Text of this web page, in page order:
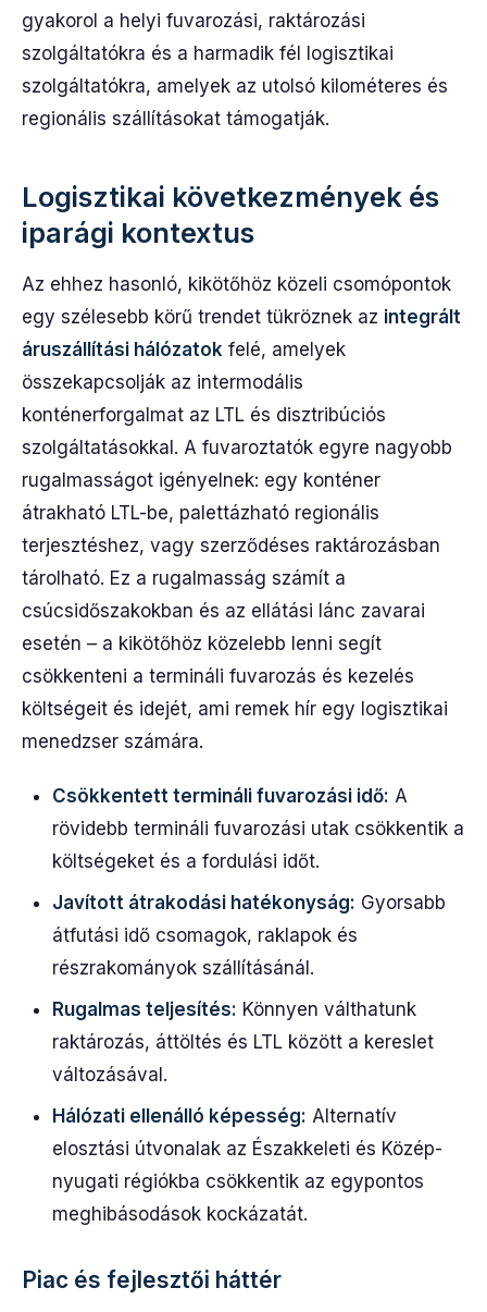
gyakorol a helyi fuvarozási, raktározási
szolgáltatókra és a harmadik fél logisztikai
szolgáltatókra, amelyek az utolsó kilométeres és
regionális szállításokat támogatják.
Logisztikai következmények és
iparági kontextus
Az ehhez hasonló, kikötőhöz közeli csomópontok
egy szélesebb körű trendet tükröznek az integrált
áruszállítási hálózatok felé, amelyek
összekapcsolják az intermodális
konténerforgalmat az LTL és disztribúciós
szolgáltatásokkal. A fuvaroztatók egyre nagyobb
rugalmasságot igényelnek: egy konténer
átrakható LTL-be, palettázható regionális
terjesztéshez, vagy szerződéses raktározásban
tárolható. Ez a rugalmasság számít a
csúcsidőszakokban és az ellátási lánc zavarai
esetén – a kikötőhöz közelebb lenni segít
csökkenteni a termináli fuvarozás és kezelés
költségeit és idejét, ami remek hír egy logisztikai
menedzser számára.
Csökkentett termináli fuvarozási idő: A
rövidebb termináli fuvarozási utak csökkentik a
költségeket és a fordulási időt.
Javított átrakodási hatékonyság: Gyorsabb
átfutási idő csomagok, raklapok és
részrakományok szállításánál.
Rugalmas teljesítés: Könnyen válthatunk
raktározás, áttöltés és LTL között a kereslet
változásával.
Hálózati ellenálló képesség: Alternatív
elosztási útvonalak az Északkeleti és Közép-
nyugati régiókba csökkentik az egypontos
meghibásodások kockázatát.
Piac és fejlesztői háttér